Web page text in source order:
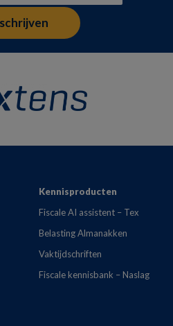
Kennisproducten
Fiscale AI assistent – Tex
Belasting Almanakken
Vaktijdschriften
Fiscale kennisbank – Naslag